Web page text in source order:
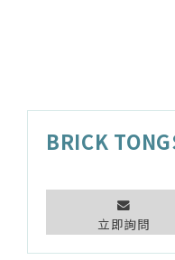
BRICK
立即詢問